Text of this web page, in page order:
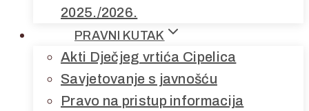
2025./2026.
PRAVNI KUTAK
Akti Dječjeg vrtića Cipelica
Savjetovanje s javnošću
Pravo na pristup informacija